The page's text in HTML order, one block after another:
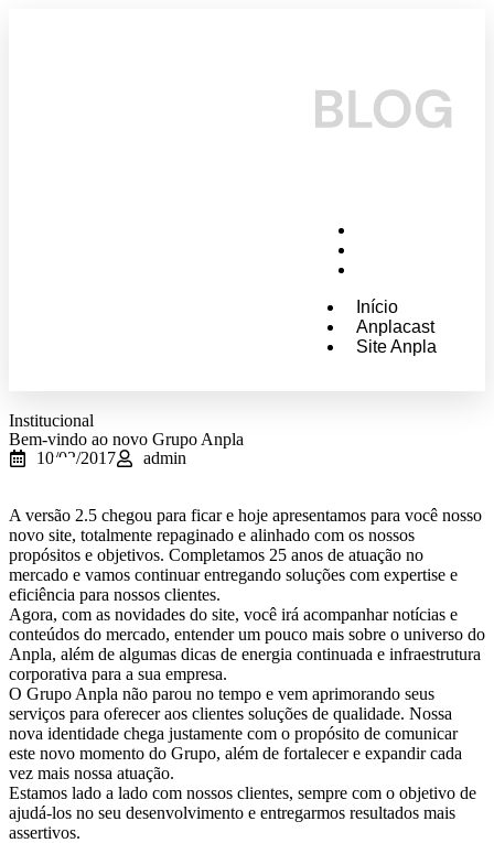
Início
Anplacast
Site Anpla
Institucional
Bem-vindo ao novo Grupo Anpla
10/02/2017
admin
A versão 2.5 chegou para ficar e hoje apresentamos para você nosso
novo site, totalmente repaginado e alinhado com os nossos
propósitos e objetivos. Completamos 25 anos de atuação no
mercado e vamos continuar entregando soluções com expertise e
eficiência para nossos clientes.
Agora, com as novidades do site, você irá acompanhar notícias e
conteúdos do mercado, entender um pouco mais sobre o universo do
Anpla, além de algumas dicas de energia continuada e infraestrutura
corporativa para a sua empresa.
O Grupo Anpla não parou no tempo e vem aprimorando seus
serviços para oferecer aos clientes soluções de qualidade. Nossa
nova identidade chega justamente com o propósito de comunicar
este novo momento do Grupo, além de fortalecer e expandir cada
vez mais nossa atuação.
Estamos lado a lado com nossos clientes, sempre com o objetivo de
ajudá-los no seu desenvolvimento e entregarmos resultados mais
assertivos.